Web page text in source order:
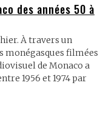
des années 50 à
À travers un
monégasques filmées
de Monaco a
1956 et 1974 par